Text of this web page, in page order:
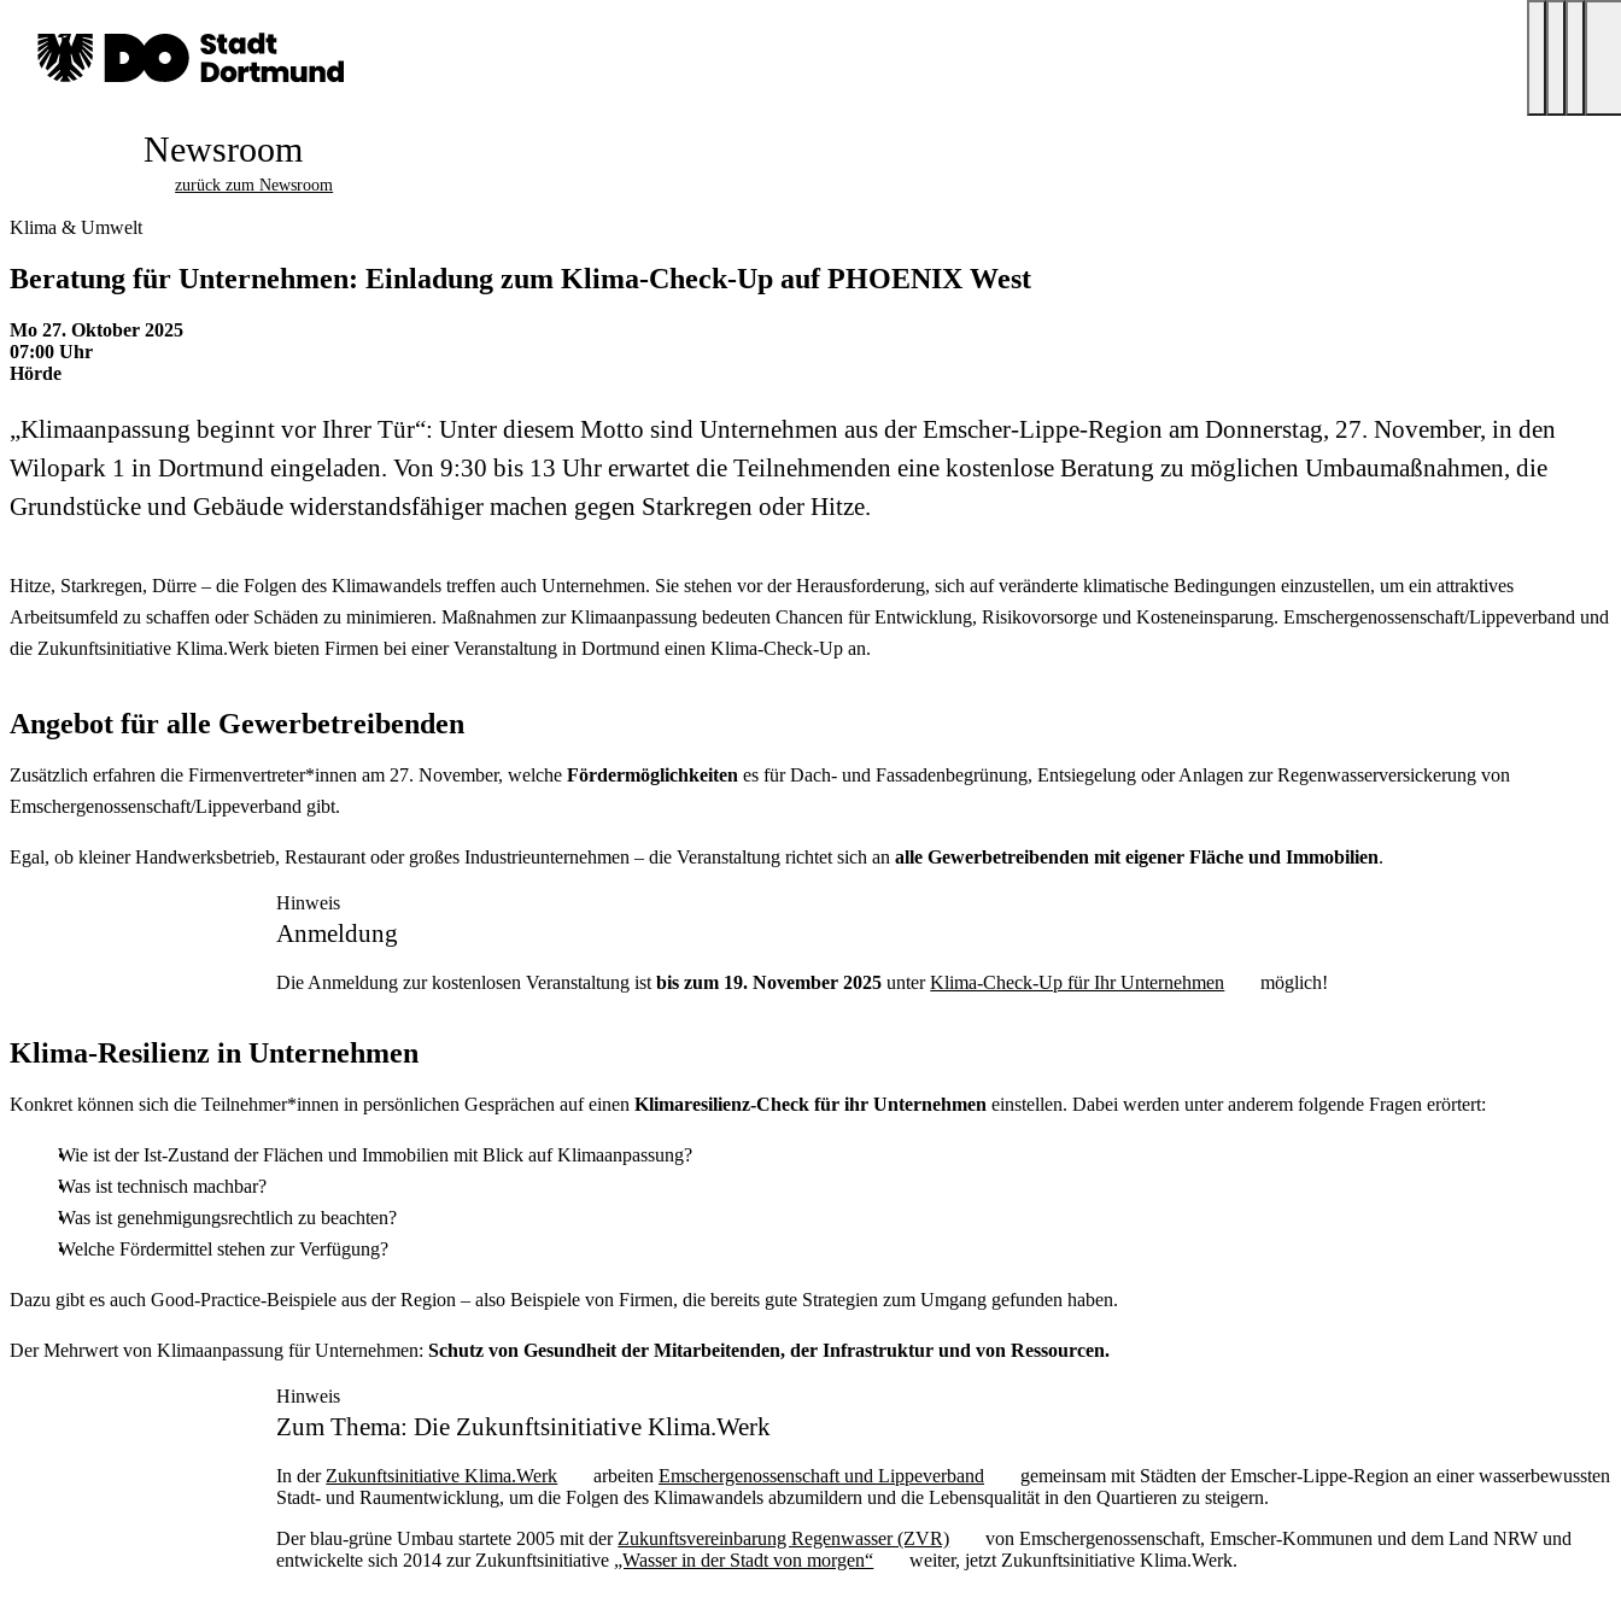
Newsroom
zurück zum Newsroom
Klima & Umwelt
Beratung für Unternehmen: Einladung zum Klima-Check-Up auf PHOENIX West
Mo 27. Oktober 2025
07:00 Uhr
Hörde
„Klimaanpassung beginnt vor Ihrer Tür“: Unter diesem Motto sind Unternehmen aus der Emscher-​Lippe-​Region am Donnerstag, 27. November, in den
Wilopark 1 in Dortmund eingeladen. Von 9:30 bis 13 Uhr erwartet die Teilnehmenden eine kostenlose Beratung zu möglichen Umbaumaßnahmen, die
Grundstücke und Gebäude widerstandsfähiger machen gegen Starkregen oder Hitze.
Hitze, Starkregen, Dürre – die Folgen des Klimawandels treffen auch Unternehmen. Sie stehen vor der Herausforderung, sich auf veränderte klimatische Bedingungen einzustellen, um ein attraktives
Arbeitsumfeld zu schaffen oder Schäden zu minimieren. Maßnahmen zur Klimaanpassung bedeuten Chancen für Entwicklung, Risikovorsorge und Kosteneinsparung. Emschergenossenschaft/Lippeverband und
die Zukunftsinitiative Klima.Werk bieten Firmen bei einer Veranstaltung in Dortmund einen Klima-​Check-​Up an.
Angebot für alle Gewerbetreibenden
Zusätzlich erfahren die Firmenvertreter*innen am 27. November, welche Fördermöglichkeiten es für Dach-​ und Fassadenbegrünung, Entsiegelung oder Anlagen zur Regenwasserversickerung von
Emschergenossenschaft/Lippeverband gibt.
Egal, ob kleiner Handwerksbetrieb, Restaurant oder großes Industrieunternehmen – die Veranstaltung richtet sich an alle Gewerbetreibenden mit eigener Fläche und Immobilien.
Hinweis
Anmeldung
Die Anmeldung zur kostenlosen Veranstaltung istbis zum 19. November 2025 unterKlima-​Check-​Up für Ihr Unternehmen möglich!
Klima-Resilienz in Unternehmen
Konkret können sich die Teilnehmer*innen in persönlichen Gesprächen auf einen Klimaresilienz-​Check für ihr Unternehmen einstellen. Dabei werden unter anderem folgende Fragen erörtert:
Wie ist der Ist-​Zustand der Flächen und Immobilien mit Blick auf Klimaanpassung?
Was ist technisch machbar?
Was ist genehmigungsrechtlich zu beachten?
Welche Fördermittel stehen zur Verfügung?
Dazu gibt es auch Good-​Practice-​Beispiele aus der Region – also Beispiele von Firmen, die bereits gute Strategien zum Umgang gefunden haben.
Der Mehrwert von Klimaanpassung für Unternehmen: Schutz von Gesundheit der Mitarbeitenden, der Infrastruktur und von Ressourcen.
Hinweis
Zum Thema: Die Zukunftsinitiative Klima.Werk
In der Zukunftsinitiative Klima.Werk arbeitenEmschergenossenschaft und Lippeverband
gemeinsam mit Städten der Emscher-​Lippe-​Region an einer wasserbewussten
Stadt-​ und Raumentwicklung, um die Folgen des Klimawandels abzumildern und die Lebensqualität in den Quartieren zu steigern.
Der blau-​grüne Umbau startete 2005 mit der Zukunftsvereinbarung Regenwasser (ZVR)
von Emschergenossenschaft, Emscher-​Kommunen und dem Land NRW und
entwickelte sich 2014 zur Zukunftsinitiative „Wasser in der Stadt von morgen“ weiter, jetzt Zukunftsinitiative Klima.Werk.